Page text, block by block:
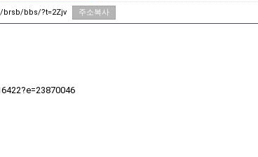
bbs/?t=2Zjv 주소복사